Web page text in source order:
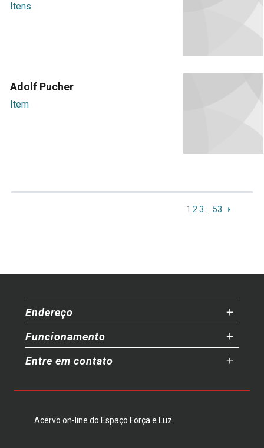
Itens
Adolf Pucher
Item
1 2 3 53
Endereço
Funcionamento
Entre em contato
Acervo on-line do Espaço Força e Luz